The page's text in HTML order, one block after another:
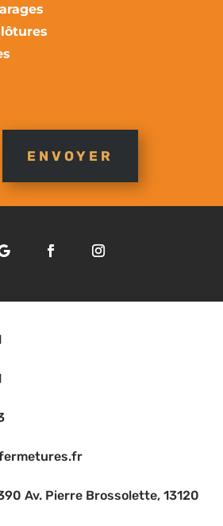
ENVOYER
Av. Pierre Brossolette, 13120